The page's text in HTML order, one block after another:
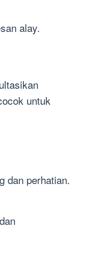
alay.
untuk
dan perhatian.